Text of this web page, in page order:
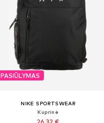
PASIŪLYMAS
NIKE SPORTSWEAR
Kuprinė